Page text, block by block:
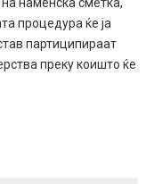
процедура ќе ја
партиципираат
преку коишто ќе